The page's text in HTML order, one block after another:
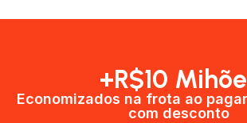
+R$10
Economizados na frota ao
com desconto